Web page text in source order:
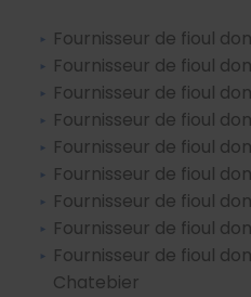
Fournisseur de fioul
Fournisseur de fioul
Fournisseur de fioul
Fournisseur de fioul
Fournisseur de fioul
Fournisseur de fioul
Fournisseur de fioul
Fournisseur de fioul
Fournisseur de fioul
Chatebier